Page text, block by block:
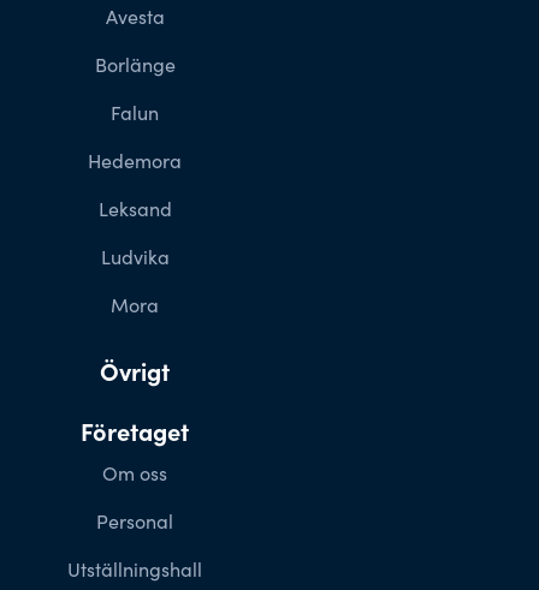
Avesta
Borlänge
Falun
Hedemora
Leksand
Ludvika
Mora
Övrigt
Företaget
Om oss
Personal
Utställningshall